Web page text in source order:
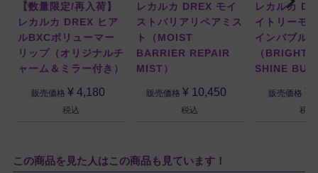
【数量限定/再入荷】
レカルカ DREX ヒア
ルBXCボリューマー
リップ（オリジナルチ
ャーム＆ミラー付き）
販売価格 ¥ 4,180
税込
レカルカ DREX モイ
ストバリアリペアミス
ト（MOIST
BARRIER REPAIR
MIST）
販売価格 ¥ 10,450
税込
レカルカ
イトリーモ
インバブル
（
SHINE
販売価格 ¥
税込
この商品を見た人はこの商品も見ています！